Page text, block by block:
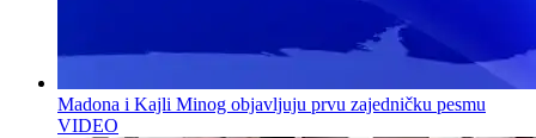
Madona i Kajli Minog objavljuju prvu zajedničku pesmu
VIDEO